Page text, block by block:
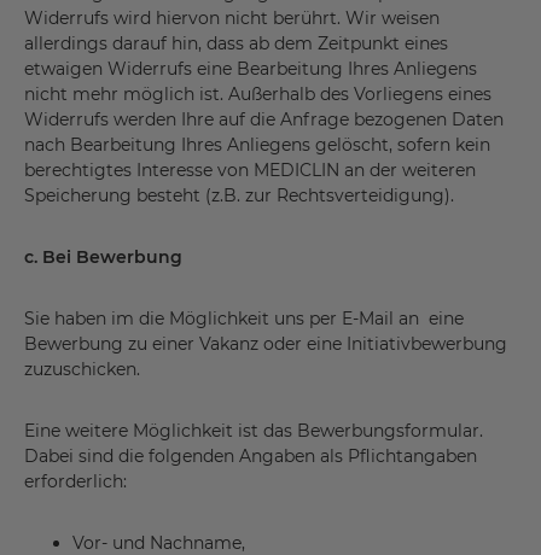
Widerrufs wird hiervon nicht berührt. Wir weisen
allerdings darauf hin, dass ab dem Zeitpunkt eines
etwaigen Widerrufs eine Bearbeitung Ihres Anliegens
nicht mehr möglich ist. Außerhalb des Vorliegens eines
Widerrufs werden Ihre auf die Anfrage bezogenen Daten
nach Bearbeitung Ihres Anliegens gelöscht, sofern kein
berechtigtes Interesse von MEDICLIN an der weiteren
Speicherung besteht (z.B. zur Rechtsverteidigung).
c. Bei Bewerbung
Sie haben im die Möglichkeit uns per E-Mail an eine
Bewerbung zu einer Vakanz oder eine Initiativbewerbung
zuzuschicken.
Eine weitere Möglichkeit ist das Bewerbungsformular.
Dabei sind die folgenden Angaben als Pflichtangaben
erforderlich:
Vor- und Nachname,